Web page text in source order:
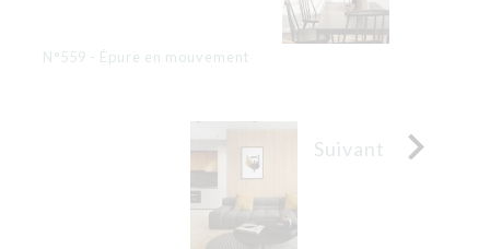
N°559 - Épure en mouvement
Suivant 